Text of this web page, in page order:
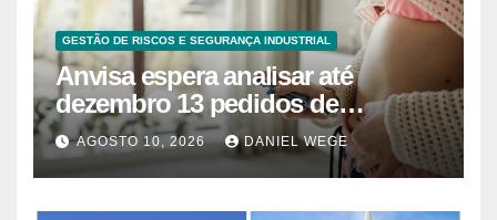
GESTÃO DE RISCOS E SEGURANÇA INDUSTRIAL
Anvisa espera analisar até
dezembro 13 pedidos de
análogos sintéticos de GLP-1
AGOSTO 10, 2026 DANIEL WEGE